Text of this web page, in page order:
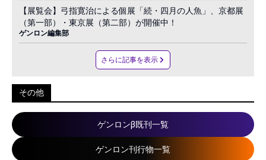
【展覧会】弓指寛治による個展「続・四月の人魚」、京都展
（第一部）・東京展（第二部）が開催中！
ゲンロン編集部
さらに記事を表示
その他
ゲンロンβ既刊一覧
ゲンロン刊行物一覧